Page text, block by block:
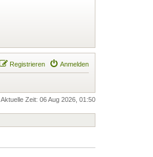
Anmelden
Registrieren
Aktuelle Zeit: 06 Aug 2026, 01:50